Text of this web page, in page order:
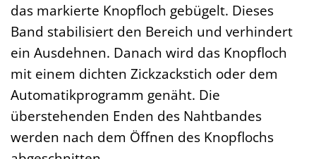
das markierte Knopfloch gebügelt. Dieses
Band stabilisiert den Bereich und verhindert
ein Ausdehnen. Danach wird das Knopfloch
mit einem dichten Zickzackstich oder dem
Automatikprogramm genäht. Die
überstehenden Enden des Nahtbandes
werden nach dem Öffnen des Knopflochs